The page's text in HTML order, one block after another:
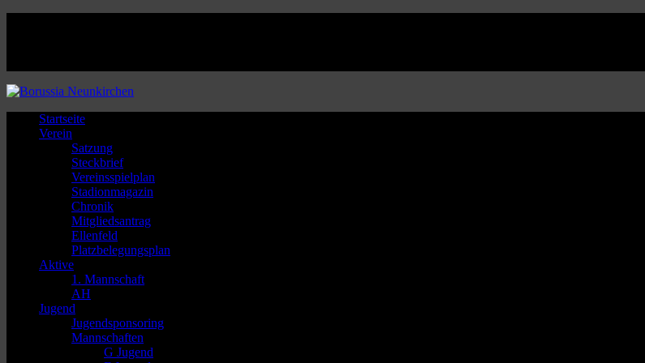
Startseite
Verein
Satzung
Steckbrief
Vereinsspielplan
Stadionmagazin
Chronik
Mitgliedsantrag
Ellenfeld
Platzbelegungsplan
Aktive
1. Mannschaft
AH
Jugend
Jugendsponsoring
Mannschaften
G Jugend